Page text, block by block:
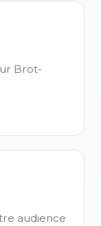
Brot-
audience